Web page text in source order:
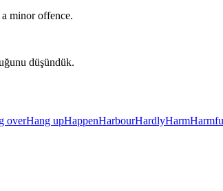
minor offence.
düşündük.
overHang upHappenHarbourHardlyHarm